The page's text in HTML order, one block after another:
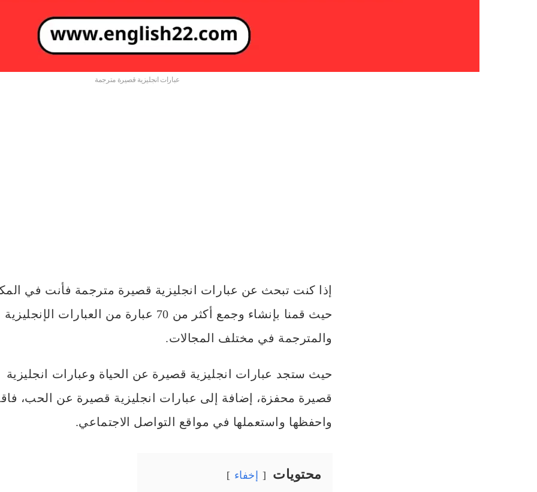
عبارات انجليزية قصيرة مترجمة
إذا كنت تبحث عن عبارات انجليزية قصيرة مترجمة فأنت في
حيث قمنا بإنشاء وجمع أكثر من 70 عبارة من العبارات
والمترجمة في مختلف المجالات.
حيث ستجد عبارات انجليزية قصيرة عن الحياة وعبارات انجليزية
قصيرة محفزة، إضافة إلى عبارات انجليزية قصيرة عن الحب،
واحفظها واستعملها في مواقع التواصل الاجتماعي.
محتويات إخفاء